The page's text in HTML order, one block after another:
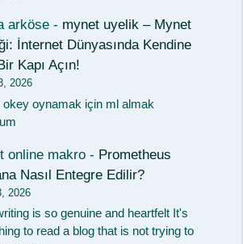
arköse - mynet uyelik – Mynet
İnternet Dünyasında Kendine
Kapı Açın!
2026
okey oynamak için ml almak
online makro - Prometheus
Nasıl Entegre Edilir?
2026
is so genuine and heartfelt It's
to read a blog that is not trying to